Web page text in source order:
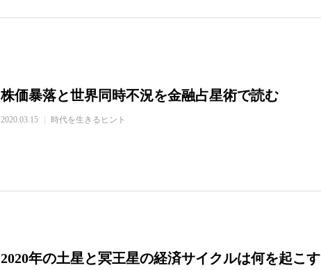
株価暴落と世界同時不況を金融占星術で読む
2020.03.15 時代を生きるヒント
2020年の土星と冥王星の経済サイクルは何を起こす